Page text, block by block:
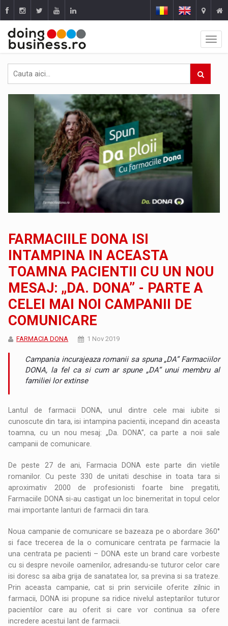
FARMACIILE DONA ISI
INTAMPINA IN ACEASTA
TOAMNA PACIENTII CU UN NOU
MESAJ: „DA. DONA” - PARTE A
CELEI MAI NOI CAMPANII DE
COMUNICARE
FARMACIA DONA 1 Nov 2019
Campania incurajeaza romanii sa spuna „DA” Farmaciilor
DONA, la fel ca si cum ar spune „DA” unui membru al
familiei lor extinse
Lantul de farmacii DONA, unul dintre cele mai iubite si
cunoscute din tara, isi intampina pacientii, incepand din aceasta
toamna, cu un nou mesaj: „Da. DONA”, ca parte a noii sale
campanii de comunicare.
De peste 27 de ani, Farmacia DONA este parte din vietile
romanilor. Cu peste 330 de unitati deschise in toata tara si
aproximativ 2000 de profesionisti foarte bine pregatiti,
Farmaciile DONA si-au castigat un loc binemeritat in topul celor
mai importante lanturi de farmacii din tara.
Noua campanie de comunicare se bazeaza pe o abordare 360°
si face trecerea de la o comunicare centrata pe farmacie la
una centrata pe pacienti – DONA este un brand care vorbeste
cu si despre nevoile oamenilor, adresandu-se tuturor celor care
isi doresc sa aiba grija de sanatatea lor, sa previna si sa trateze.
Prin aceasta campanie, cat si prin serviciile oferite zilnic in
farmacii, DONA isi propune sa ridice nivelul asteptarilor tuturor
pacientilor care au oferit si care vor continua sa ofere
incredere acestui lant de farmacii.